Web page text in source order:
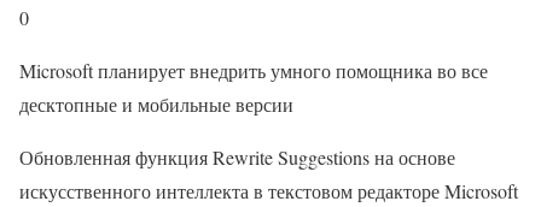
0
Microsoft планирует внедрить умного помощника во все
десктопные и мобильные версии
Обновленная функция Rewrite Suggestions на основе
искусственного интеллекта в текстовом редакторе Microsoft